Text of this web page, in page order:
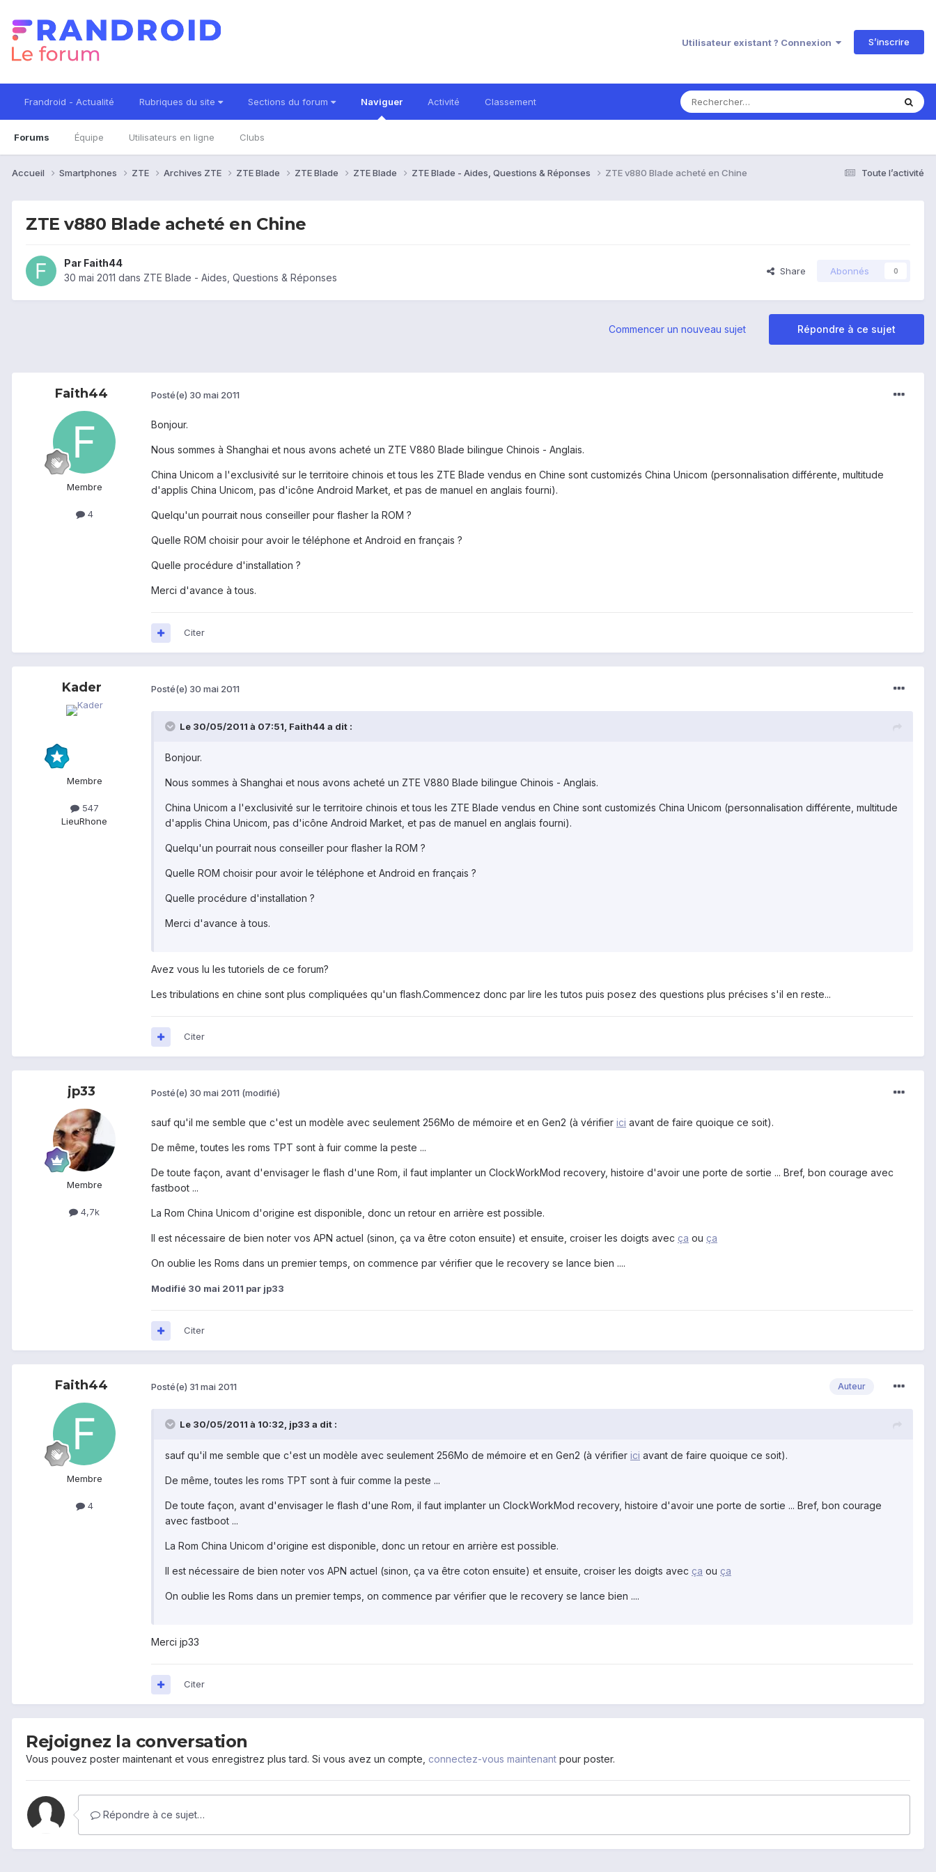
Utilisateur existant ? Connexion S’inscrire
Frandroid - Actualité Rubriques du site Sections du forum Naviguer
Forums Équipe Utilisateurs en ligne Clubs
Activité Classement
Toute l’activité
Accueil Smartphones ZTE Archives ZTE ZTE Blade ZTE Blade ZTE Blade ZTE Blade - Aides, Questions & Réponses ZTE v880 Blade acheté en Chine
ZTE v880 Blade acheté en Chine
Par Faith44
30 mai 2011 dans ZTE Blade - Aides, Questions & Réponses
Share Abonnés 0
Répondre à ce sujet
Commencer un nouveau sujet
Faith44
Membre
4
Posté(e) 30 mai 2011
Bonjour.
Nous sommes à Shanghai et nous avons acheté un ZTE V880 Blade bilingue Chinois - Anglais.
China Unicom a l'exclusivité sur le territoire chinois et tous les ZTE Blade vendus en Chine sont customizés China Unicom (personnalisation différente, multitude
d'applis China Unicom, pas d'icône Android Market, et pas de manuel en anglais fourni).
Quelqu'un pourrait nous conseiller pour flasher la ROM ?
Quelle ROM choisir pour avoir le téléphone et Android en français ?
Quelle procédure d'installation ?
Merci d'avance à tous.
Citer
Kader
Membre
547
LieuRhone
Posté(e) 30 mai 2011
Le 30/05/2011 à 07:51, Faith44 a dit :
Bonjour.
Nous sommes à Shanghai et nous avons acheté un ZTE V880 Blade bilingue Chinois - Anglais.
China Unicom a l'exclusivité sur le territoire chinois et tous les ZTE Blade vendus en Chine sont customizés China Unicom (personnalisation différente, multitude
d'applis China Unicom, pas d'icône Android Market, et pas de manuel en anglais fourni).
Quelqu'un pourrait nous conseiller pour flasher la ROM ?
Quelle ROM choisir pour avoir le téléphone et Android en français ?
Quelle procédure d'installation ?
Merci d'avance à tous.
Avez vous lu les tutoriels de ce forum?
Les tribulations en chine sont plus compliquées qu'un flash.Commencez donc par lire les tutos puis posez des questions plus précises s'il en reste...
Citer
jp33
Membre
4,7k
Posté(e) 30 mai 2011 (modifié)
sauf qu'il me semble que c'est un modèle avec seulement 256Mo de mémoire et en Gen2 (à vérifier ici avant de faire quoique ce soit).
De même, toutes les roms TPT sont à fuir comme la peste ...
De toute façon, avant d'envisager le flash d'une Rom, il faut implanter un ClockWorkMod recovery, histoire d'avoir une porte de sortie ... Bref, bon courage avec
fastboot ...
La Rom China Unicom d'origine est disponible, donc un retour en arrière est possible.
Il est nécessaire de bien noter vos APN actuel (sinon, ça va être coton ensuite) et ensuite, croiser les doigts avec ça ou ça
On oublie les Roms dans un premier temps, on commence par vérifier que le recovery se lance bien ....
Modifié 30 mai 2011 par jp33
Citer
Faith44
Membre
4
Auteur
Posté(e) 31 mai 2011
Le 30/05/2011 à 10:32, jp33 a dit :
sauf qu'il me semble que c'est un modèle avec seulement 256Mo de mémoire et en Gen2 (à vérifier ici avant de faire quoique ce soit).
De même, toutes les roms TPT sont à fuir comme la peste ...
De toute façon, avant d'envisager le flash d'une Rom, il faut implanter un ClockWorkMod recovery, histoire d'avoir une porte de sortie ... Bref, bon courage
avec fastboot ...
La Rom China Unicom d'origine est disponible, donc un retour en arrière est possible.
Il est nécessaire de bien noter vos APN actuel (sinon, ça va être coton ensuite) et ensuite, croiser les doigts avec ça ou ça
On oublie les Roms dans un premier temps, on commence par vérifier que le recovery se lance bien ....
Merci jp33
Citer
Rejoignez la conversation
Vous pouvez poster maintenant et vous enregistrez plus tard. Si vous avez un compte, connectez-vous maintenant pour poster.
Répondre à ce sujet…